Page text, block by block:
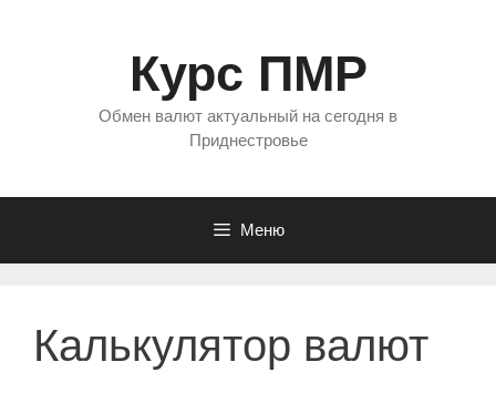
Курс ПМР
Обмен валют актуальный на сегодня в
Приднестровье
Меню
Калькулятор валют